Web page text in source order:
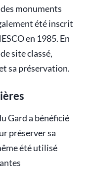
monuments
été inscrit
en 1985. En
site classé,
sa préservation.
Gard a bénéficié
préserver sa
été utilisé